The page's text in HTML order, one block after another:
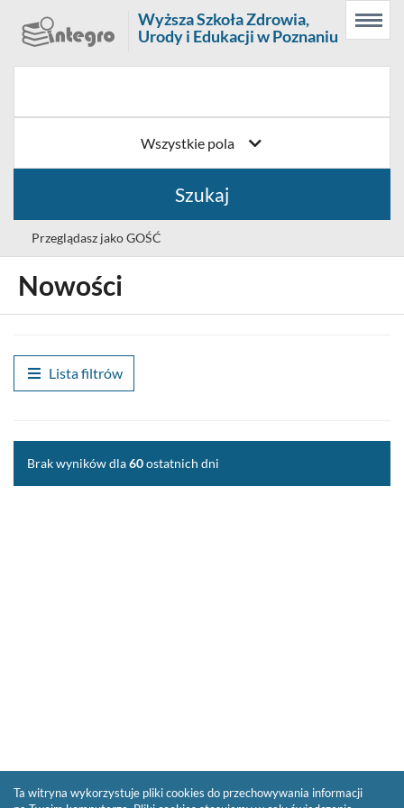
Menu
główne
Wyszukiwarka
Treść
główna
Menu
Prolib
Integro
strona
Wyższa Szkoła Zdrowia,
Urody i Edukacji w Poznaniu
Wszystkie pola
Szukaj
Przeglądasz jako GOŚĆ
Historia wyszukiwania
Twoja półka
Nowości
Lista filtrów
Brak wyników dla60ostatnich dni
Ta witryna wykorzystuje pliki cookies do przechowywania informacji